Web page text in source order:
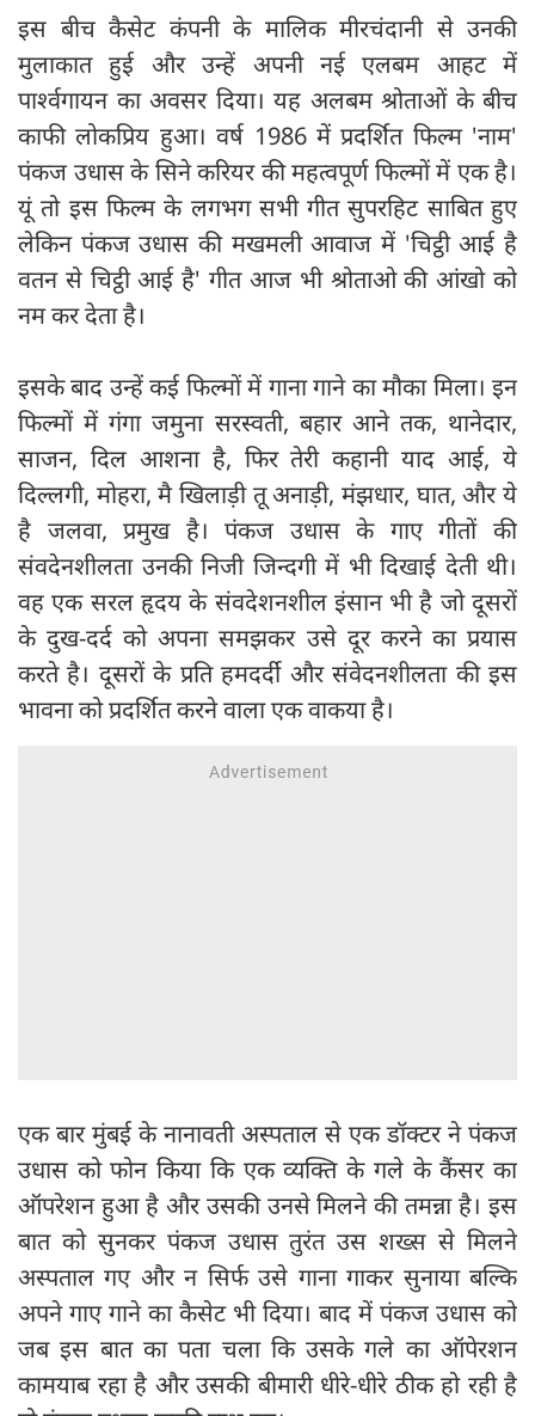
इस बीच कैसेट कंपनी के मालिक मीरचंदानी से उनकी
मुलाकात हुई और उन्हें अपनी नई एलबम आहट में
पार्श्वगायन का अवसर दिया। यह अलबम श्रोताओं के बीच
काफी लोकप्रिय हुआ। वर्ष 1986 में प्रदर्शित फिल्म 'नाम'
पंकज उधास के सिने करियर की महत्वपूर्ण फिल्मों में एक है।
यूं तो इस फिल्म के लगभग सभी गीत सुपरहिट साबित हुए
लेकिन पंकज उधास की मखमली आवाज में 'चिट्ठी आई है
वतन से चिट्ठी आई है' गीत आज भी श्रोताओ की आंखो को
नम कर देता है।
इसके बाद उन्हें कई फिल्मों में गाना गाने का मौका मिला। इन
फिल्मों में गंगा जमुना सरस्वती, बहार आने तक, थानेदार,
साजन, दिल आशना है, फिर तेरी कहानी याद आई, ये
दिल्लगी, मोहरा, मै खिलाड़ी तू अनाड़ी, मंझधार, घात, और ये
है जलवा, प्रमुख है। पंकज उधास के गाए गीतों की
संवदेनशीलता उनकी निजी जिन्दगी में भी दिखाई देती थी।
वह एक सरल हृदय के संवदेशनशील इंसान भी है जो दूसरों
के दुख-दर्द को अपना समझकर उसे दूर करने का प्रयास
करते है। दूसरों के प्रति हमदर्दी और संवेदनशीलता की इस
भावना को प्रदर्शित करने वाला एक वाकया है।
एक बार मुंबई के नानावती अस्पताल से एक डॉक्टर ने पंकज
उधास को फोन किया कि एक व्यक्ति के गले के कैंसर का
ऑपरेशन हुआ है और उसकी उनसे मिलने की तमन्ना है। इस
बात को सुनकर पंकज उधास तुरंत उस शख्स से मिलने
अस्पताल गए और न सिर्फ उसे गाना गाकर सुनाया बल्कि
अपने गाए गाने का कैसेट भी दिया। बाद में पंकज उधास को
जब इस बात का पता चला कि उसके गले का ऑपेरशन
कामयाब रहा है और उसकी बीमारी धीरे-धीरे ठीक हो रही है